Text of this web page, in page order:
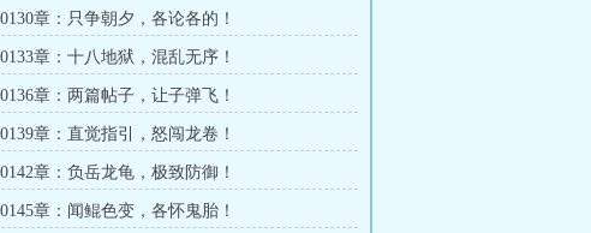
章：只争朝夕，各论各的！
章：十八地狱，混乱无序！
章：两篇帖子，让子弹飞！
章：直觉指引，怒闯龙卷！
章：负岳龙龟，极致防御！
章：闻鲲色变，各怀鬼胎！